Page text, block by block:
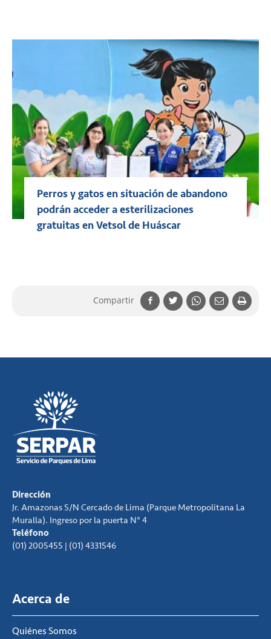
Perros y gatos en situación de abandono
podrán acceder a esterilizaciones
gratuitas en Vetsol de Huáscar
Compartir
Dirección
Jr. Amazonas S/N Cercado de Lima (Parque Metropolitana La
Muralla). Ingreso por la puerta N° 4
Teléfono
(01) 2005455 | (01) 4331546
Acerca de
Quiénes Somos